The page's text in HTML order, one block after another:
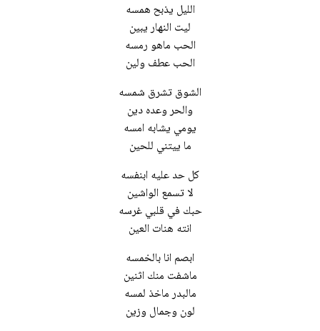
الليل يذبح همسه
ليت النهار يبين
الحب ماهو رمسه
الحب عطف ولين
الشوق تشرق شمسه
والحر وعده دين
يومي يشابه امسه
ما ييتني للحين
كل حد عليه ابنفسه
لا تسمع الواشين
حبك في قلبي غرسه
انته هنات العين
ابصم انا بالخمسه
ماشفت منك اثنين
مالبدر ماخذ لمسه
لون وجمال وزين